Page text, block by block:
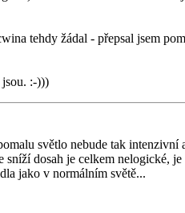
tehdy žádal - přepsal jsem
:-)))
světlo nebude tak intenzivní
dosah je celkem nelogické,
jako v normálním světě...